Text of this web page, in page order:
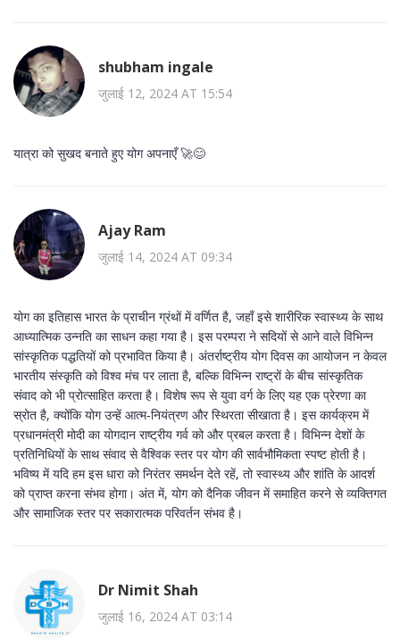
shubham ingale
जुलाई 12, 2024 AT 15:54
यात्रा को सुखद बनाते हुए योग अपनाएँ 🚀😊
Ajay Ram
जुलाई 14, 2024 AT 09:34
योग का इतिहास भारत के प्राचीन ग्रंथों में वर्णित है, जहाँ इसे शारीरिक स्वास्थ्य के साथ
आध्यात्मिक उन्नति का साधन कहा गया है। इस परम्परा ने सदियों से आने वाले विभिन्न
सांस्कृतिक पद्धतियों को प्रभावित किया है। अंतर्राष्ट्रीय योग दिवस का आयोजन न केवल
भारतीय संस्कृति को विश्व मंच पर लाता है, बल्कि विभिन्न राष्ट्रों के बीच सांस्कृतिक
संवाद को भी प्रोत्साहित करता है। विशेष रूप से युवा वर्ग के लिए यह एक प्रेरणा का
स्रोत है, क्योंकि योग उन्हें आत्म‑नियंत्रण और स्थिरता सीखाता है। इस कार्यक्रम में
प्रधानमंत्री मोदी का योगदान राष्ट्रीय गर्व को और प्रबल करता है। विभिन्न देशों के
प्रतिनिधियों के साथ संवाद से वैश्विक स्तर पर योग की सार्वभौमिकता स्पष्ट होती है।
भविष्य में यदि हम इस धारा को निरंतर समर्थन देते रहें, तो स्वास्थ्य और शांति के आदर्श
को प्राप्त करना संभव होगा। अंत में, योग को दैनिक जीवन में समाहित करने से व्यक्तिगत
और सामाजिक स्तर पर सकारात्मक परिवर्तन संभव है।
Dr Nimit Shah
जुलाई 16, 2024 AT 03:14